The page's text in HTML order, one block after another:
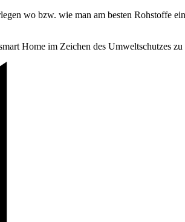
wo bzw. wie man am besten Rohstoffe
Home im Zeichen des Umweltschutzes